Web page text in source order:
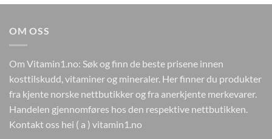
kr448.kr79.
OM OSS
Om Vitamin1.no: Søk og finn de beste prisene innen
kosttilskudd, vitaminer og mineraler. Her finner du produkter
fra kjente norske nettbutikker og fra anerkjente merkevarer.
Handelen gjennomføres hos den respektive nettbutikken.
Kontakt oss hei ( a ) vitamin1.no